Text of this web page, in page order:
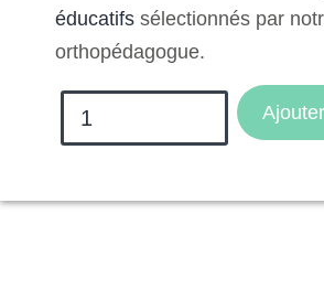
éducatifs sélectionnés par
orthopédagogue.